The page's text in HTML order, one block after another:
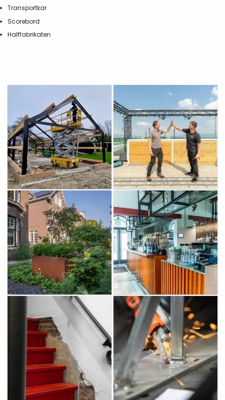
Transportkar
Scorebord
Halffabrikaten